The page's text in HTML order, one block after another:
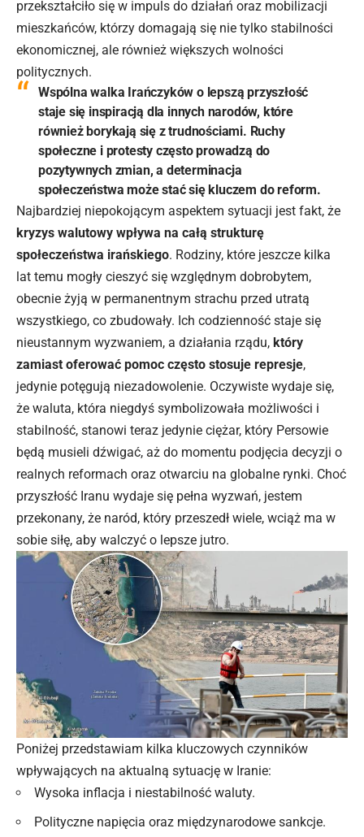
przekształciło się w impuls do działań oraz mobilizacji
mieszkańców, którzy domagają się nie tylko stabilności
ekonomicznej, ale również większych wolności
politycznych.
Wspólna walka Irańczyków o lepszą przyszłość
staje się inspiracją dla innych narodów, które
również borykają się z trudnościami. Ruchy
społeczne i protesty często prowadzą do
pozytywnych zmian, a determinacja
społeczeństwa może stać się kluczem do reform.
Najbardziej niepokojącym aspektem sytuacji jest fakt, że
kryzys walutowy wpływa na całą strukturę
społeczeństwa irańskiego. Rodziny, które jeszcze kilka
lat temu mogły cieszyć się względnym dobrobytem,
obecnie żyją w permanentnym strachu przed utratą
wszystkiego, co zbudowały. Ich codzienność staje się
nieustannym wyzwaniem, a działania rządu, który
zamiast oferować pomoc często stosuje represje,
jedynie potęgują niezadowolenie. Oczywiste wydaje się,
że waluta, która niegdyś symbolizowała możliwości i
stabilność, stanowi teraz jedynie ciężar, który Persowie
będą musieli dźwigać, aż do momentu podjęcia decyzji o
realnych reformach oraz otwarciu na globalne rynki. Choć
przyszłość Iranu wydaje się pełna wyzwań, jestem
przekonany, że naród, który przeszedł wiele, wciąż ma w
sobie siłę, aby walczyć o lepsze jutro.
Poniżej przedstawiam kilka kluczowych czynników
wpływających na aktualną sytuację w Iranie:
Wysoka inflacja i niestabilność waluty.
Polityczne napięcia oraz międzynarodowe sankcje.